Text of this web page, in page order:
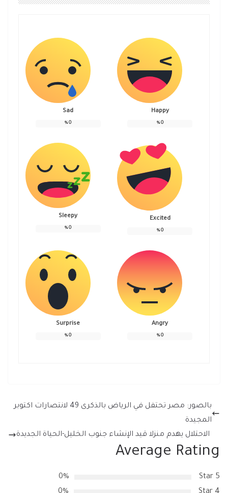
Happy
0
%
Sad
0
%
Excited
0
%
Sleepy
0
%
Angry
0
%
Surprise
0
%
بالصور: مصر تحتفل في الرياض بالذكرى 49 لانتصارات اكتوبر
المجيدة
الاحتلال يهدم منزلا قيد الإنشاء جنوب الخليل-الحياة الجديدة
Average Rating
5 Star
0%